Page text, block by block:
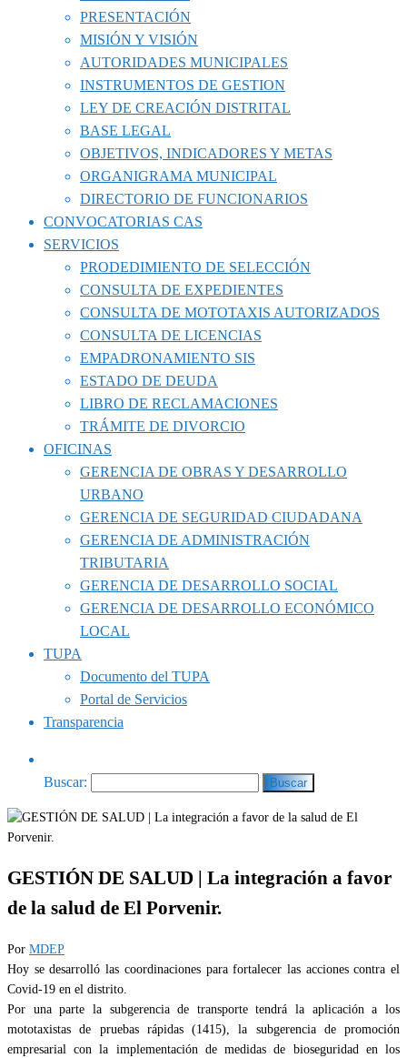
PRESENTACIÓN
MISIÓN Y VISIÓN
AUTORIDADES MUNICIPALES
INSTRUMENTOS DE GESTION
LEY DE CREACIÓN DISTRITAL
BASE LEGAL
OBJETIVOS, INDICADORES Y METAS
ORGANIGRAMA MUNICIPAL
DIRECTORIO DE FUNCIONARIOS
CONVOCATORIAS CAS
SERVICIOS
PRODEDIMIENTO DE SELECCIÓN
CONSULTA DE EXPEDIENTES
CONSULTA DE MOTOTAXIS AUTORIZADOS
CONSULTA DE LICENCIAS
EMPADRONAMIENTO SIS
ESTADO DE DEUDA
LIBRO DE RECLAMACIONES
TRÁMITE DE DIVORCIO
OFICINAS
GERENCIA DE OBRAS Y DESARROLLO
URBANO
GERENCIA DE SEGURIDAD CIUDADANA
GERENCIA DE ADMINISTRACIÓN
TRIBUTARIA
GERENCIA DE DESARROLLO SOCIAL
GERENCIA DE DESARROLLO ECONÓMICO
LOCAL
TUPA
Documento del TUPA
Portal de Servicios
Transparencia
Buscar:
GESTIÓN DE SALUD | La integración a favor
de la salud de El Porvenir.
Por MDEP
Hoy se desarrolló las coordinaciones para fortalecer las acciones contra el
Covid-19 en el distrito.
Por una parte la subgerencia de transporte tendrá la aplicación a los
mototaxistas de pruebas rápidas (1415), la subgerencia de promoción
empresarial con la implementación de medidas de bioseguridad en los